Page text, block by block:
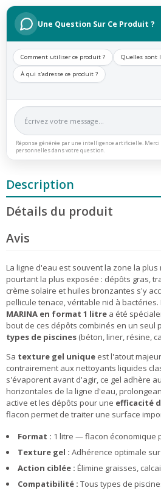
Une Question Sur Ce Produit ?
Comment utiliser ce produit ? Quelles sont
À qui s'adresse ce produit ?
Réponse générée par une intelligence artificielle.
personnelles dans votre question.
Description
Détails du produit
Avis
La ligne d'eau est souvent la zone la plus
pourtant la plus exposée : dépôts gras,
crème solaire et huiles bronzantes s'y
pellicule tenace, véritable nid à bactéries.
MARINA en format 1 litre a été
bout de ces dépôts combinés en un seul
types de piscines (béton, liner, résine,
Sa texture gel unique est l'atout
contrairement aux nettoyants liquides
s'évaporent avant d'agir, ce gel adhère
horizontales de la ligne d'eau,
active et les dépôts pour une efficacité
flacon permet de traiter une surface
Format : 1 litre — flacon économique
Texture gel : Adhérence optimale
Action ciblée : Élimine graisses,
Compatibilité : Tous types de